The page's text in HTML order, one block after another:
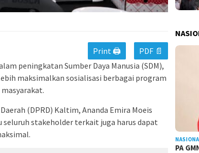
Print 🖨
PDF 📄
peningkatan Sumber Daya Manusia (SDM),
maksimalkan sosialisasi berbagai program
(DPRD) Kaltim, Ananda Emira Moeis
stakeholder terkait juga harus dapat
PA